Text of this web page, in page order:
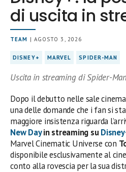
di uscita in
TEAM | AGOSTO 3, 2026
DISNEY+ MARVEL SPIDER-MAN
Uscita in streaming di Spider-
Dopo il debutto nelle sale
una delle domande che i fan si
maggiore insistenza riguarda
New Dayin streaming su
Marvel Cinematic Universe con
disponibile esclusivamente al
conto alla rovescia per la sua